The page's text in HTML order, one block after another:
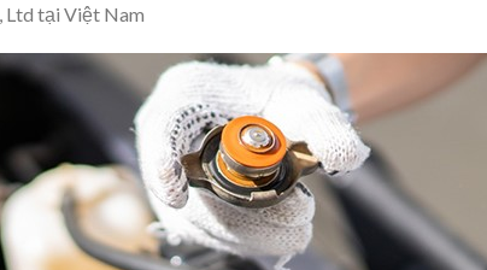
Ltd tại Việt Nam